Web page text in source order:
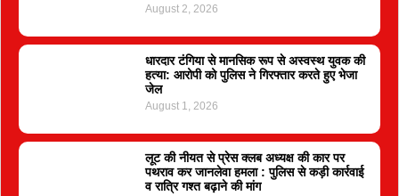
August 2, 2026
धारदार टंगिया से मानसिक रूप से अस्वस्थ युवक की
हत्या: आरोपी को पुलिस ने गिरफ्तार करते हुए भेजा
जेल
August 1, 2026
लूट की नीयत से प्रेस क्लब अध्यक्ष की कार पर
पथराव कर जानलेवा हमला : पुलिस से कड़ी कार्रवाई
व रात्रि गश्त बढ़ाने की मांग